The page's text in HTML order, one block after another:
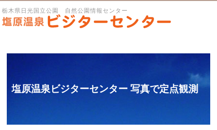
栃木県日光国立公園 自然公園情報センター
塩原温泉ビジターセンター 写真で定点観測